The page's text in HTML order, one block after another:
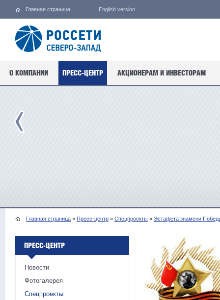
Главная страница English version
О КОМПАНИИ ПРЕСС-ЦЕНТР АКЦИОНЕРАМ И ИНВЕСТОРАМ
Главная страница » Пресс-центр » Спецпроекты » Эстафета знамени
ПРЕСС-ЦЕНТР
Новости
Фотогалерея
Спецпроекты